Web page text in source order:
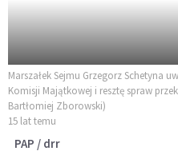
Marszałek Sejmu Grzegorz Schetyna
Komisji Majątkowej i resztę spraw
Bartłomiej Zborowski)
15 lat temu
PAP / drr